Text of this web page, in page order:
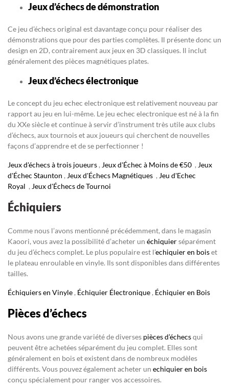
Jeux d’échecs de démonstration
Ce jeu d’échecs original est davantage conçu pour réaliser des
démonstrations que pour des parties complètes. Il présente donc un
design en 2D, contrairement aux jeux en 3D classiques. Il inclut
généralement des pièces magnétiques plates.
Jeux d’échecs électronique
Le concept du jeu echec electronique est relativement nouveau par
rapport au jeu en lui-même. Le jeu echec electronique est né à la fin
du XXe siècle et continue à servir d’instrument très utile aux clubs
d’échecs, aux tournois et aux joueurs qui cherchent de nouvelles
façons d’apprendre et de se perfectionner !
Jeux d'échecs à trois joueurs , Jeux d'Échec à Moins de €50 , Jeux
d'Échec Staunton , Jeux d'Échecs Magnétiques , Jeu d'Echec
Royal , Jeux d'Échecs de Tournoi
Échiquiers
Comme nous l’avons mentionné précédemment, dans le magasin
Kaoori, vous avez la possibilité d’acheter un échiquierséparément
du jeu d’échecs complet. Le plus populaire est l’echiquier en boiset
le plateau enroulable en vinyle. Ils sont disponibles dans différentes
tailles.
Échiquiers en Vinyle , Échiquier Électronique , Échiquier en Bois
Pièces d’échecs
Nous avons une grande variété de diverses pièces d’échecsqui
peuvent être achetées séparément du jeu complet. Elles sont
généralement en bois et existent dans de nombreux modèles
différents. Vous pouvez également acheter un echiquier en bois
conçu spécialement pour ranger vos accessoires.